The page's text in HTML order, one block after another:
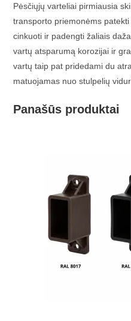
Pėsčiųjų varteliai pirmiausia
transporto priemonėms
cinkuoti ir padengti žaliais
vartų atsparumą korozijai ir
vartų taip pat pridedami du
matuojamas nuo stulpelių
Panašūs produktai